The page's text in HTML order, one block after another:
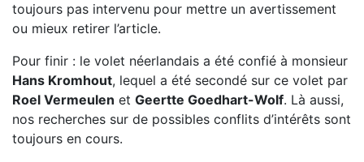
toujours pas intervenu pour mettre un avertissement
ou mieux retirer l’article.
Pour finir : le volet néerlandais a été confié à monsieur
Hans Kromhout, lequel a été secondé sur ce volet par
Roel Vermeulen et Geertte Goedhart-Wolf. Là aussi,
nos recherches sur de possibles conflits d’intérêts sont
toujours en cours.